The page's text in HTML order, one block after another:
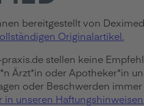
bereitgestellt von
Originalartikel.
stellen keine
Ärzt*in oder Apotheker*in
oder Beschwerden
in unseren Haftungshinweisen.